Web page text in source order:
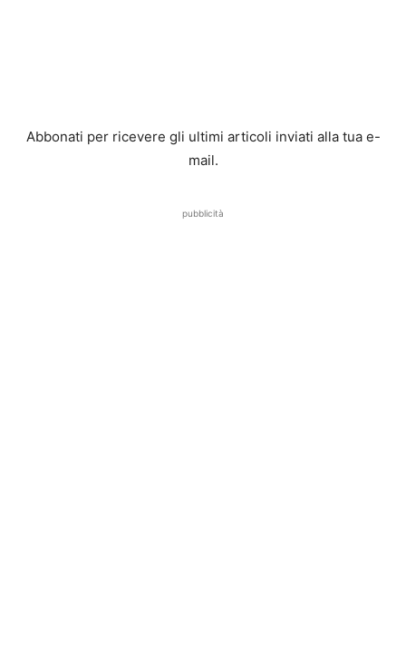
Abbonati per ricevere gli ultimi articoli inviati alla tua e-
mail.
pubblicità